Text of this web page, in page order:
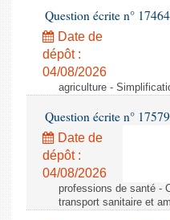
Dossiers législatifs
Budget et sécurité sociale
Questions écrites et orales
Comptes rendus des débats
Question écrite n°
Date de
dépôt :
04/08/2026
agriculture -
Question écrite n°
Date de
dépôt :
04/08/2026
professions de santé -
transport sanitaire et